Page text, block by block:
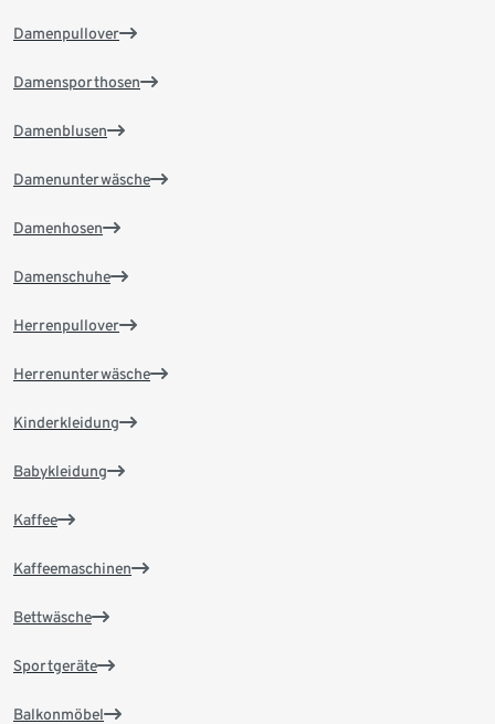
Damenpullover
Damensporthosen
Damenblusen
Damenunterwäsche
Damenhosen
Damenschuhe
Herrenpullover
Herrenunterwäsche
Kinderkleidung
Babykleidung
Kaffee
Kaffeemaschinen
Bettwäsche
Sportgeräte
Balkonmöbel